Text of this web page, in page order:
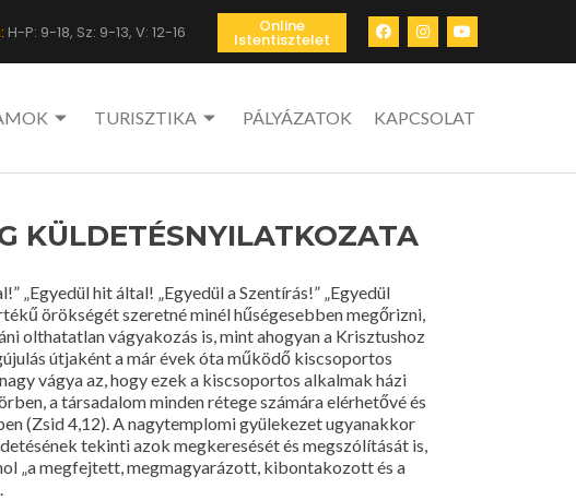
H-P: 9-18, Sz: 9-13, V: 12-16 Online
Istentisztelet
TURISZTIKA PÁLYÁZATOK KAPCSOLAT
KÜLDETÉSNYILATKOZATA
hit által! „Egyedül a Szentírás!” „Egyedül
örökségét szeretné minél hűségesebben megőrizni,
olthatatlan vágyakozás is, mint ahogyan a Krisztushoz
útjaként a már évek óta működő kiscsoportos
vágya az, hogy ezek a kiscsoportos alkalmak házi
a társadalom minden rétege számára elérhetővé és
(Zsid 4,12). A nagytemplomi gyülekezet ugyanakkor
tekinti azok megkeresését és megszólítását is,
„a megfejtett, megmagyarázott, kibontakozott és a